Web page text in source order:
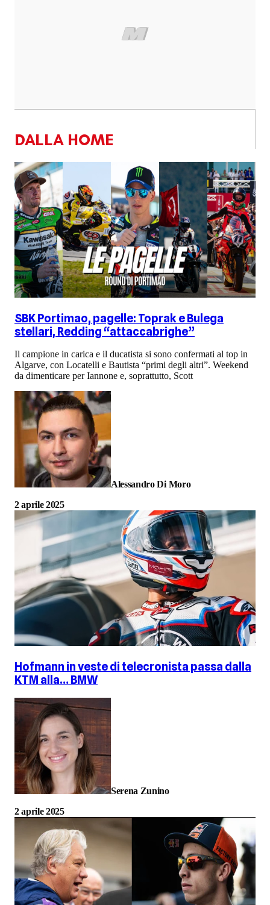
DALLA HOME
SBK Portimao, pagelle: Toprak e Bulega
stellari, Redding “attaccabrighe”
Il campione in carica e il ducatista si sono confermati al top in
Algarve, con Locatelli e Bautista “primi degli altri”. Weekend
da dimenticare per Iannone e, soprattutto, Scott
Alessandro Di Moro
2 aprile 2025
Hofmann in veste di telecronista passa dalla
KTM alla… BMW
Serena Zunino
2 aprile 2025